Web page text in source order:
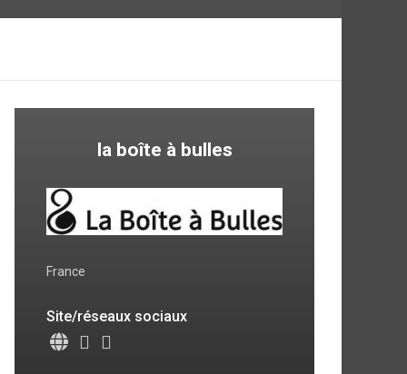
la boîte à bulles
France
Site/réseaux sociaux